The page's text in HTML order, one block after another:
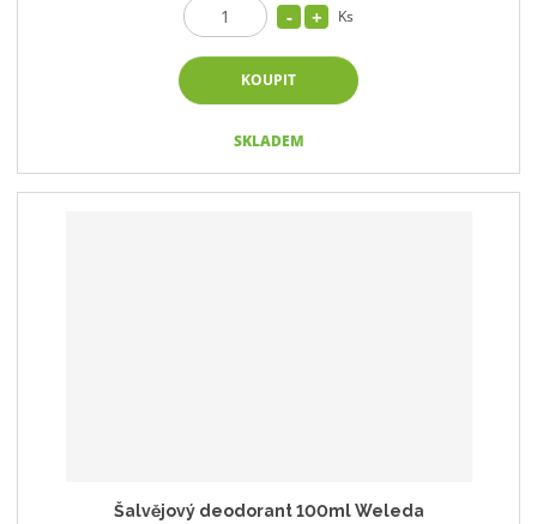
Ks
KOUPIT
SKLADEM
Šalvějový deodorant 100ml Weleda